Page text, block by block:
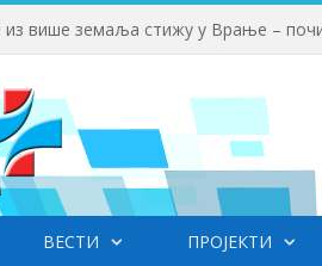
ВЕСТИ ПРОЈЕКТИ